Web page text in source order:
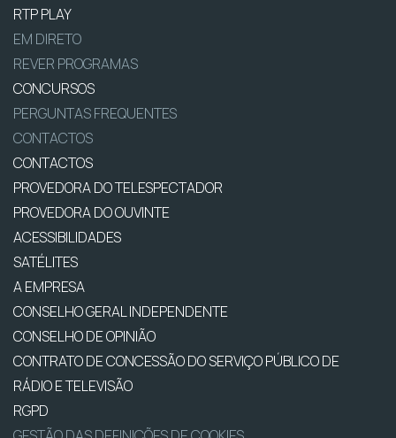
RTP PLAY
EM DIRETO
REVER PROGRAMAS
CONCURSOS
PERGUNTAS FREQUENTES
CONTACTOS
CONTACTOS
PROVEDORA DO TELESPECTADOR
PROVEDORA DO OUVINTE
ACESSIBILIDADES
SATÉLITES
A EMPRESA
CONSELHO GERAL INDEPENDENTE
CONSELHO DE OPINIÃO
CONTRATO DE CONCESSÃO DO SERVIÇO PÚBLICO DE
RÁDIO E TELEVISÃO
RGPD